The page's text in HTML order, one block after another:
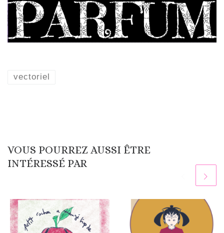
vectoriel
VOUS POURREZ AUSSI ÊTRE
INTÉRESSÉ PAR